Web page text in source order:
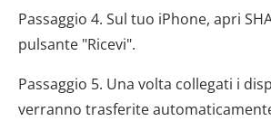
Passaggio 4. Sul tuo iPhone, apri
pulsante "Ricevi".
Passaggio 5. Una volta collegati i
verranno trasferite